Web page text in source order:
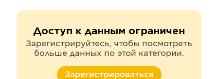
Доступ к данным ограничен
Зарегистрируйтесь, чтобы посмотреть
больше данных по этой категории.
Зарегистрироваться